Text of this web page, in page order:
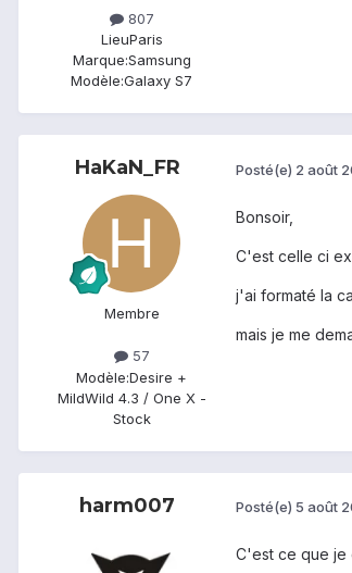
807
LieuParis
Marque:Samsung
Modèle:Galaxy S7
HaKaN_FR
Membre
57
Modèle:Desire +
MildWild 4.3 / One X -
Stock
Posté(e) 2 août
Bonsoir,
C'est celle ci
j'ai formaté la
mais je me
harm007 Posté(e) 5 août
C'est ce que je